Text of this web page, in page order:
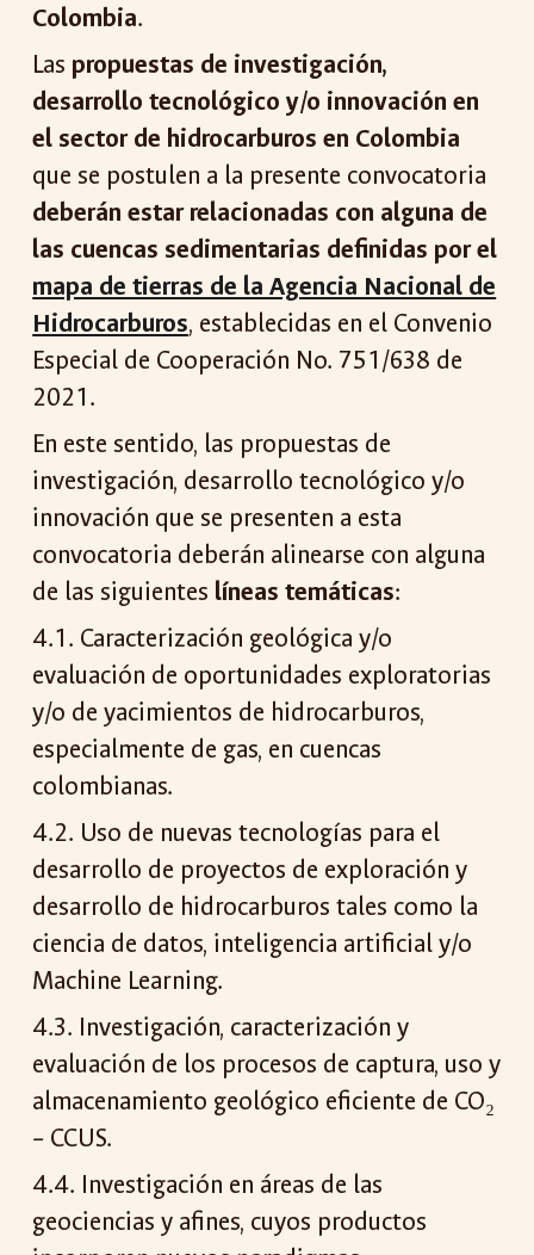
Colombia.
Las propuestas de investigación,
desarrollo tecnológico y/o innovación en
el sector de hidrocarburos en Colombia
que se postulen a la presente convocatoria
deberán estar relacionadas con alguna de
las cuencas sedimentarias definidas por el
mapa de tierras de la Agencia Nacional de
Hidrocarburos, establecidas en el Convenio
Especial de Cooperación No. 751/638 de
2021.
En este sentido, las propuestas de
investigación, desarrollo tecnológico y/o
innovación que se presenten a esta
convocatoria deberán alinearse con alguna
de las siguientes líneas temáticas:
4.1. Caracterización geológica y/o
evaluación de oportunidades exploratorias
y/o de yacimientos de hidrocarburos,
especialmente de gas, en cuencas
colombianas.
4.2. Uso de nuevas tecnologías para el
desarrollo de proyectos de exploración y
desarrollo de hidrocarburos tales como la
ciencia de datos, inteligencia artificial y/o
Machine Learning.
4.3. Investigación, caracterización y
evaluación de los procesos de captura, uso y
almacenamiento geológico eficiente de CO₂
– CCUS.
4.4. Investigación en áreas de las
geociencias y afines, cuyos productos